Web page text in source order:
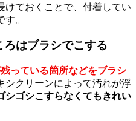
けておくことで、付着してい
。
ろはブラシでこする
っている箇所などをブラシ
シクリーンによって汚れが浮
シゴシこすらなくてもきれい